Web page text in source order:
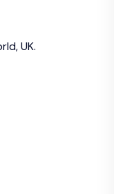
UK.